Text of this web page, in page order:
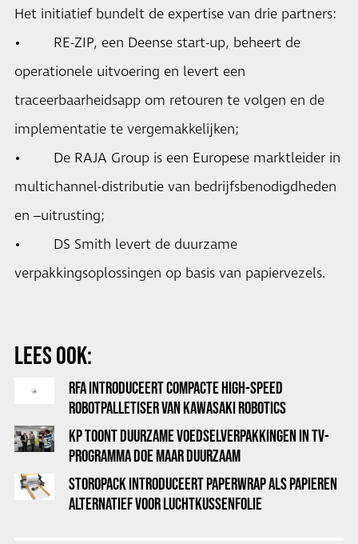
Het initiatief bundelt de expertise van drie partners:
• RE-ZIP, een Deense start-up, beheert de
operationele uitvoering en levert een
traceerbaarheidsapp om retouren te volgen en de
implementatie te vergemakkelijken;
• De RAJA Group is een Europese marktleider in
multichannel-distributie van bedrijfsbenodigdheden
en –uitrusting;
• DS Smith levert de duurzame
verpakkingsoplossingen op basis van papiervezels.
LEES OOK:
RFA INTRODUCEERT COMPACTE HIGH-SPEED
ROBOTPALLETISER VAN KAWASAKI ROBOTICS
KP TOONT DUURZAME VOEDSELVERPAKKINGEN IN TV-
PROGRAMMA DOE MAAR DUURZAAM
STOROPACK INTRODUCEERT PAPERWRAP ALS PAPIEREN
ALTERNATIEF VOOR LUCHTKUSSENFOLIE